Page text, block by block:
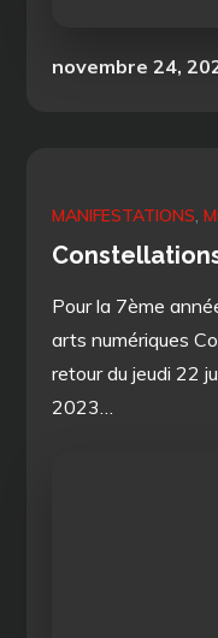
Posted
novembre 24,
MANIFESTATIONS
Pour la 7ème
arts numériques
retour du jeudi 22
2023…